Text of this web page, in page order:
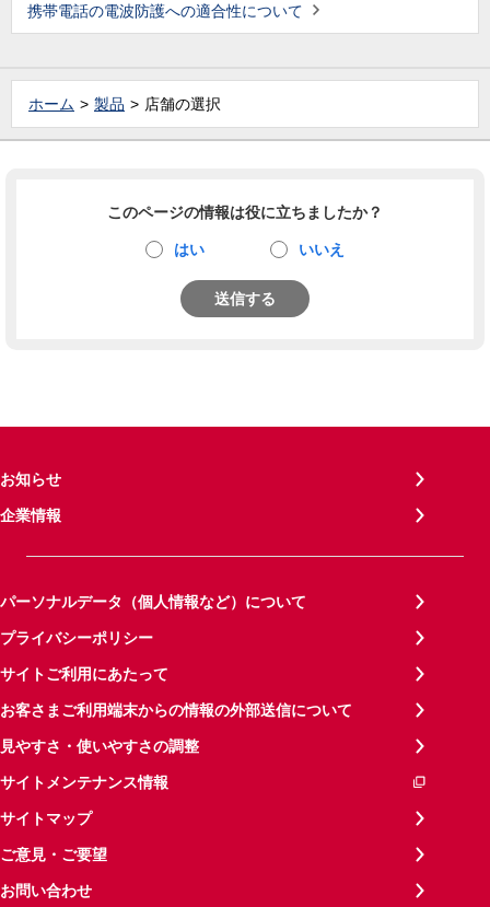
携帯電話の電波防護への適合性について
ホーム 製品 店舗の選択
このページの情報は役に立ちましたか？
はい いいえ
送信する
お知らせ
企業情報
パーソナルデータ（個人情報など）について
プライバシーポリシー
サイトご利用にあたって
お客さまご利用端末からの情報の外部送信について
見やすさ・使いやすさの調整
サイトメンテナンス情報
サイトマップ
ご意見・ご要望
お問い合わせ